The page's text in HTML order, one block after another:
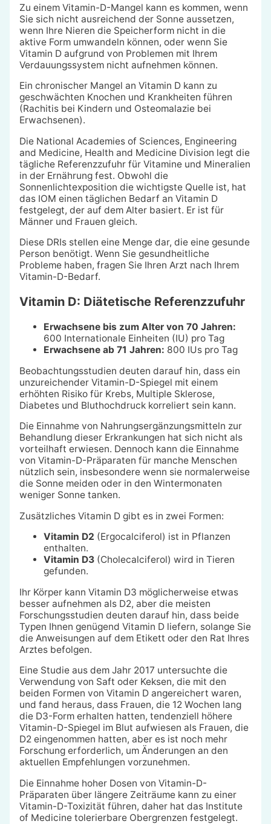
Zu einem Vitamin-D-Mangel kann es kommen, wenn
Sie sich nicht ausreichend der Sonne aussetzen,
wenn Ihre Nieren die Speicherform nicht in die
aktive Form umwandeln können, oder wenn Sie
Vitamin D aufgrund von Problemen mit Ihrem
Verdauungssystem nicht aufnehmen können.
Ein chronischer Mangel an Vitamin D kann zu
geschwächten Knochen und Krankheiten führen
(Rachitis bei Kindern und Osteomalazie bei
Erwachsenen).
Die National Academies of Sciences, Engineering
and Medicine, Health and Medicine Division legt die
tägliche Referenzzufuhr für Vitamine und Mineralien
in der Ernährung fest. Obwohl die
Sonnenlichtexposition die wichtigste Quelle ist, hat
das IOM einen täglichen Bedarf an Vitamin D
festgelegt, der auf dem Alter basiert. Er ist für
Männer und Frauen gleich.
Diese DRIs stellen eine Menge dar, die eine gesunde
Person benötigt. Wenn Sie gesundheitliche
Probleme haben, fragen Sie Ihren Arzt nach Ihrem
Vitamin-D-Bedarf.
Vitamin D: Diätetische Referenzzufuhr
Erwachsene bis zum Alter von 70 Jahren:
600 Internationale Einheiten (IU) pro Tag
Erwachsene ab 71 Jahren: 800 IUs pro Tag
Beobachtungsstudien deuten darauf hin, dass ein
unzureichender Vitamin-D-Spiegel mit einem
erhöhten Risiko für Krebs, Multiple Sklerose,
Diabetes und Bluthochdruck korreliert sein kann.
Die Einnahme von Nahrungsergänzungsmitteln zur
Behandlung dieser Erkrankungen hat sich nicht als
vorteilhaft erwiesen. Dennoch kann die Einnahme
von Vitamin-D-Präparaten für manche Menschen
nützlich sein, insbesondere wenn sie normalerweise
die Sonne meiden oder in den Wintermonaten
weniger Sonne tanken.
Zusätzliches Vitamin D gibt es in zwei Formen:
Vitamin D2 (Ergocalciferol) ist in Pflanzen
enthalten.
Vitamin D3(Cholecalciferol) wird in Tieren
gefunden.
Ihr Körper kann Vitamin D3 möglicherweise etwas
besser aufnehmen als D2, aber die meisten
Forschungsstudien deuten darauf hin, dass beide
Typen Ihnen genügend Vitamin D liefern, solange Sie
die Anweisungen auf dem Etikett oder den Rat Ihres
Arztes befolgen.
Eine Studie aus dem Jahr 2017 untersuchte die
Verwendung von Saft oder Keksen, die mit den
beiden Formen von Vitamin D angereichert waren,
und fand heraus, dass Frauen, die 12 Wochen lang
die D3-Form erhalten hatten, tendenziell höhere
Vitamin-D-Spiegel im Blut aufwiesen als Frauen, die
D2 eingenommen hatten, aber es ist noch mehr
Forschung erforderlich, um Änderungen an den
aktuellen Empfehlungen vorzunehmen.
Die Einnahme hoher Dosen von Vitamin-D-
Präparaten über längere Zeiträume kann zu einer
Vitamin-D-Toxizität führen, daher hat das Institute
of Medicine tolerierbare Obergrenzen festgelegt.